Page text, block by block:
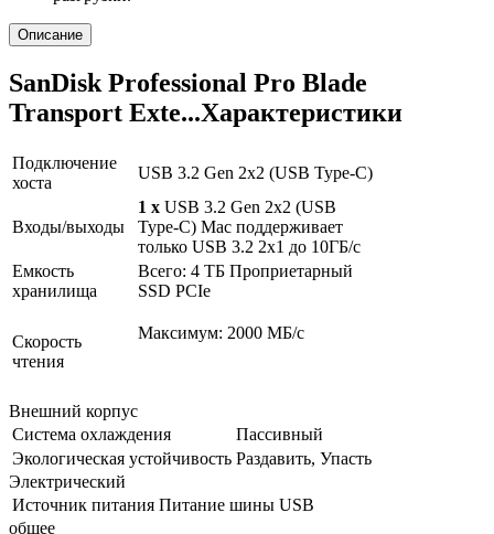
Описание
SanDisk Professional Pro Blade
Transport Exte...Характеристики
Подключение
хоста
USB 3.2 Gen 2x2 (USB Type-C)
Входы/выходы
1 x USB 3.2 Gen 2x2 (USB
Type-C) Mac поддерживает
только USB 3.2 2x1 до 10ГБ/с
Емкость
хранилища
Всего: 4 ТБ Проприетарный
SSD PCIe
Скорость
чтения
Максимум: 2000 МБ/с
Внешний корпус
Система охлаждения
Пассивный
Экологическая устойчивость Раздавить, Упасть
Электрический
Источник питания Питание шины USB
общее